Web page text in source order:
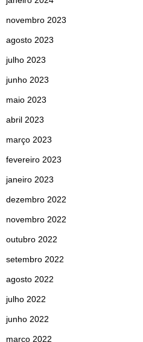
novembro 2023
agosto 2023
julho 2023
junho 2023
maio 2023
abril 2023
março 2023
fevereiro 2023
janeiro 2023
dezembro 2022
novembro 2022
outubro 2022
setembro 2022
agosto 2022
julho 2022
junho 2022
março 2022